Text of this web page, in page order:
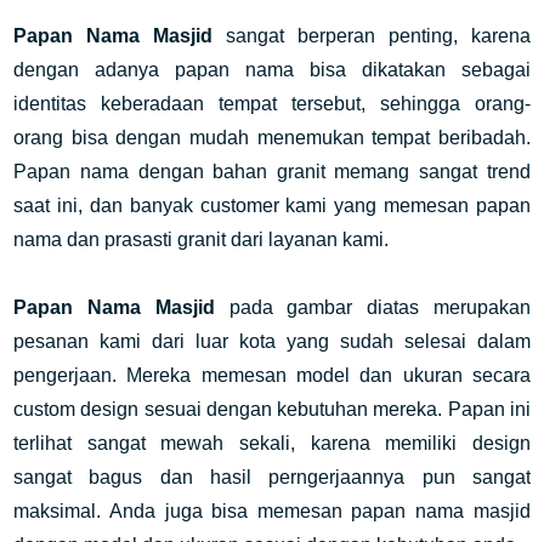
Papan Nama Masjid
sangat berperan penting, karena
dengan adanya papan nama bisa dikatakan sebagai
identitas keberadaan tempat tersebut, sehingga orang-
orang bisa dengan mudah menemukan tempat beribadah.
Papan nama dengan bahan granit memang sangat trend
saat ini, dan banyak customer kami yang memesan papan
nama dan prasasti granit dari layanan kami.
Papan Nama Masjid
pada gambar diatas merupakan
pesanan kami dari luar kota yang sudah selesai dalam
pengerjaan. Mereka memesan model dan ukuran secara
custom design sesuai dengan kebutuhan mereka. Papan ini
terlihat sangat mewah sekali, karena memiliki design
sangat bagus dan hasil perngerjaannya pun sangat
maksimal. Anda juga bisa memesan papan nama masjid